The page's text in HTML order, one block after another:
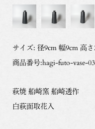
サイズ: 径9cm 幅9cm 高
商品番号:hagi-futo-vase-
萩焼 船崎窯 船崎透作
白萩面取花入